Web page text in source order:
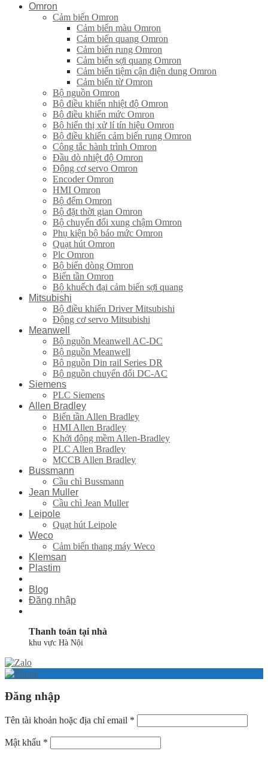
Omron
Cảm biến Omron
Cảm biến màu Omron
Cảm biến quang Omron
Cảm biến rung Omron
Cảm biến sợi quang Omron
Cảm biến tiệm cận điện dung Omron
Cảm biến từ Omron
Bộ nguồn Omron
Bộ điều khiển nhiệt độ Omron
Bộ điều khiển mức Omron
Bộ hiển thị xử lí tín hiệu Omron
Bộ điều khiển cảm biến rung Omron
Công tắc hành trình Omron
Đầu dò nhiệt độ Omron
Động cơ servo Omron
Encoder Omron
HMI Omron
Bộ đếm Omron
Bộ đặt thời gian Omron
Bộ chuyển đổi xung chậm Omron
Phụ kiện bộ báo mức Omron
Quạt hút Omron
Plc Omron
Bộ biến dòng Omron
Biến tần Omron
Bộ khuếch đại cảm biến sợi quang
Mitsubishi
Bộ điều khiển Driver Mitsubishi
Động cơ servo Mitsubishi
Meanwell
Bộ nguồn Meanwell AC-DC
Bộ nguồn Meanwell
Bô nguồn Din rail Series DR
Bộ nguồn chuyển đổi DC-AC
Siemens
PLC Siemens
Allen Bradley
Biến tần Allen Bradley
HMI Allen Bradley
Khởi động mềm Allen-Bradley
PLC Allen Bradley
MCCB Allen Bradley
Bussmann
Cầu chì Bussmann
Jean Muller
Cầu chì Jean Muller
Leipole
Quạt hút Leipole
Weco
Cảm biến thang máy Weco
Klemsan
Plastim
Blog
Đăng nhập
Thanh toán tại nhà
khu vực Hà Nội
Đăng nhập
Tên tài khoản hoặc địa chỉ email *
Mật khẩu *